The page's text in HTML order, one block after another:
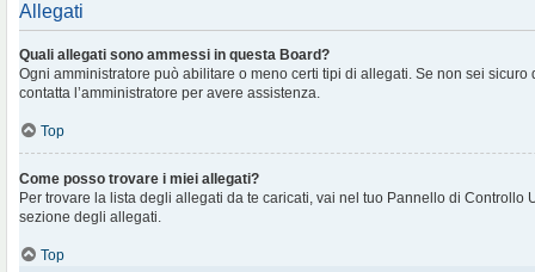
Allegati
Quali allegati sono ammessi in questa Board?
Ogni amministratore può abilitare o meno certi tipi di allegati. Se non sei sicuro
contatta l’amministratore per avere assistenza.
Top
Come posso trovare i miei allegati?
Per trovare la lista degli allegati da te caricati, vai nel tuo Pannello di Controllo
sezione degli allegati.
Top